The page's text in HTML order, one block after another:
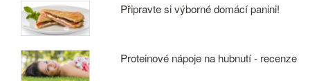
Připravte si výborné domácí panini!
Proteinové nápoje na hubnutí - recenze